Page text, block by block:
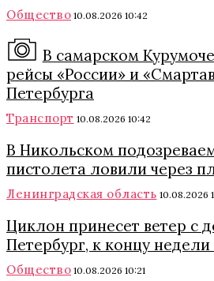
Общество 10.08.2026 10:42
В самарском
рейсы «России» и
Петербурга
Транспорт 10.08.2026 10:42
В Никольском
пистолета ловили через
Ленинградская область 10.08.2026
Циклон принесет ветер с
Петербург, к концу недели
Общество 10.08.2026 10:21